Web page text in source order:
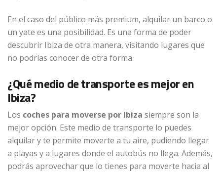
En el caso del público más premium, alquilar un barco o
un yate es una posibilidad. Es una forma de poder
descubrir Ibiza de otra manera, visitando lugares que
no podrías conocer de otra forma.
¿Qué medio de transporte es mejor en
Ibiza?
Los coches para moverse por Ibiza siempre son la
mejor opción. Este medio de transporte lo puedes
alquilar y te permite moverte a tu aire, pudiendo llegar
a playas y a lugares donde el autobús no llega. Además,
podrás aprovechar que lo tienes para moverte hacia al